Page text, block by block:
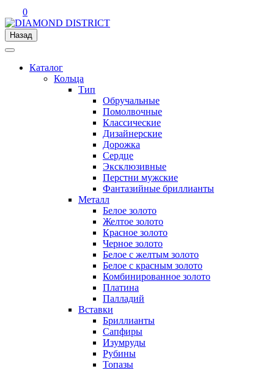
0
Назад
Каталог
Кольца
Тип
Обручальные
Помолвочные
Классические
Дизайнерские
Дорожка
Сердце
Эксклюзивные
Перстни мужские
Фантазийные бриллианты
Металл
Белое золото
Желтое золото
Красное золото
Черное золото
Белое с желтым золото
Белое с красным золото
Комбинированное золото
Платина
Палладий
Вставки
Бриллианты
Сапфиры
Изумруды
Рубины
Топазы